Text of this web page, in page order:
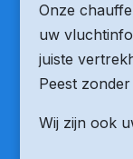
Onze
uw
juiste
Peest
Wij zijn ook